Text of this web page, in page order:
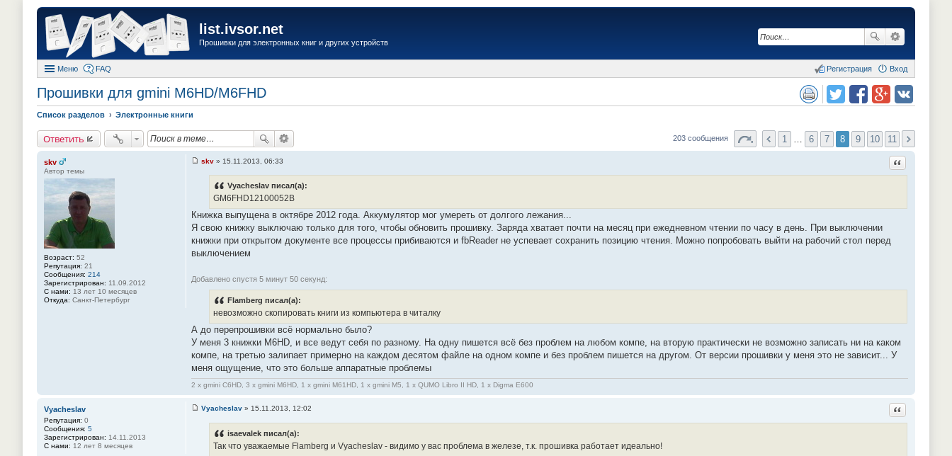
list.ivsor.net
Прошивки для электронных книг и других устройств
Меню FAQ Вход
Регистрация
Прошивки для gmini M6HD/M6FHD
Список разделов Электронные книги
Ответить 203 сообщения 1 6 7 8 9 10 11
skv
Автор темы
Возраст: 52
Репутация: 21
Сообщения: 214
Зарегистрирован: 11.09.2012
С нами: 13 лет 10 месяцев
Откуда: Санкт-Петербург
Ответить с
н
и
#
1
skv » 15.11.2013, 06:33
Vyacheslav писал(а):
GM6FHD12100052B
Книжка выпущена в октябре 2012 года. Аккумулятор мог умереть от долгого лежания...
Я свою книжку выключаю только для того, чтобы обновить прошивку. Заряда хватает почти на месяц при ежедневном чтении по часу в день. При выключении
книжки при открытом документе все процессы прибиваются и fbReader не успевает сохранить позицию чтения. Можно попробовать выйти на рабочий стол перед
выключением
Добавлено спустя 5 минут 50 секунд:
Flamberg писал(а):
невозможно скопировать книги из компьютера в читалку
А до перепрошивки всё нормально было?
У меня 3 книжки M6HD, и все ведут себя по разному. На одну пишется всё без проблем на любом компе, на вторую практически не возможно записать ни на каком
компе, на третью залипает примерно на каждом десятом файле на одном компе и без проблем пишется на другом. От версии прошивки у меня это не зависит... У
меня ощущение, что это больше аппаратные проблемы
2 x gmini C6HD, 3 x gmini M6HD, 1 x gmini M61HD, 1 x gmini M5, 1 x QUMO Libro II HD, 1 x Digma E600
Vyacheslav
Репутация: 0
Сообщения: 5
Зарегистрирован: 14.11.2013
С нами: 12 лет 8 месяцев
Ответить с
Vyacheslav » 15.11.2013, 12:02
isaevalek писал(а):
Так что уважаемые Flamberg и Vyacheslav - видимо у вас проблема в железе, т.к. прошивка работает идеально!